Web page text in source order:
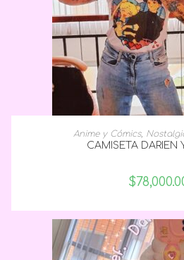
SELECCIONAR
Anime y Cómics,
CAMISETA DARIEN
$